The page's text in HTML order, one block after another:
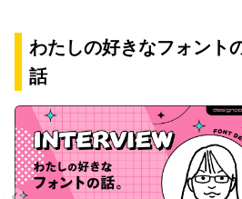
わたしの好きなフォント
話